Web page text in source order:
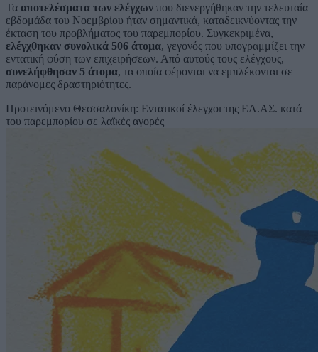
Τα αποτελέσματα των ελέγχων που διενεργήθηκαν την τελευταία
εβδομάδα του Νοεμβρίου ήταν σημαντικά, καταδεικνύοντας την
έκταση του προβλήματος του παρεμπορίου. Συγκεκριμένα,
ελέγχθηκαν συνολικά 506 άτομα, γεγονός που υπογραμμίζει την
εντατική φύση των επιχειρήσεων. Από αυτούς τους ελέγχους,
συνελήφθησαν 5 άτομα, τα οποία φέρονται να εμπλέκονται σε
παράνομες δραστηριότητες.
Προτεινόμενο Θεσσαλονίκη: Εντατικοί έλεγχοι της ΕΛ.ΑΣ. κατά
του παρεμπορίου σε λαϊκές αγορές